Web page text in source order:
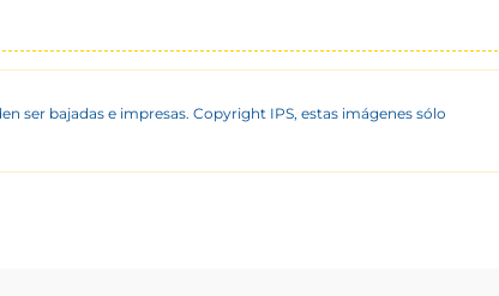
ser bajadas e impresas. Copyright IPS, estas imágenes sólo